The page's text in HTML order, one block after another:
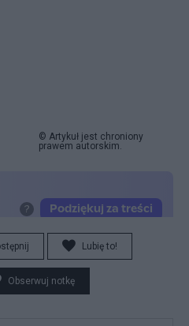
© Artykuł jest chroniony
prawem autorskim.
Lubię to!
Obserwuj notkę